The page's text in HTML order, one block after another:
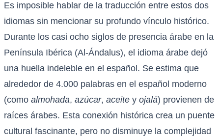
Es imposible hablar de la traducción entre estos dos
idiomas sin mencionar su profundo vínculo histórico.
Durante los casi ocho siglos de presencia árabe en la
Península Ibérica (Al-Ándalus), el idioma árabe dejó
una huella indeleble en el español. Se estima que
alrededor de 4.000 palabras en el español moderno
(como almohada, azúcar, aceite y ojalá) provienen de
raíces árabes. Esta conexión histórica crea un puente
cultural fascinante, pero no disminuye la complejidad